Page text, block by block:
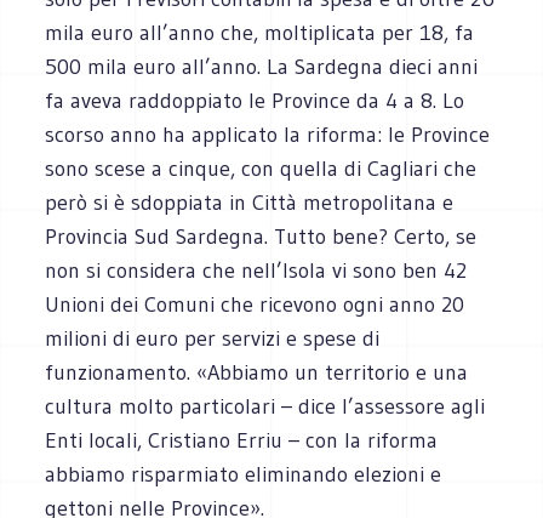
mila euro all’anno che, moltiplicata per 18, fa
500 mila euro all’anno. La Sardegna dieci anni
fa aveva raddoppiato le Province da 4 a 8. Lo
scorso anno ha applicato la riforma: le Province
sono scese a cinque, con quella di Cagliari che
però si è sdoppiata in Città metropolitana e
Provincia Sud Sardegna. Tutto bene? Certo, se
non si considera che nell’Isola vi sono ben 42
Unioni dei Comuni che ricevono ogni anno 20
milioni di euro per servizi e spese di
funzionamento. «Abbiamo un territorio e una
cultura molto particolari – dice l’assessore agli
Enti locali, Cristiano Erriu – con la riforma
abbiamo risparmiato eliminando elezioni e
gettoni nelle Province».